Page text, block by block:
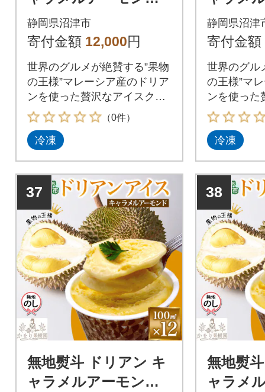
アイスクリーム 6個
セット かをり果樹園
静岡県沼津市
寄付金額 12,000円
世界のグルメが絶賛する”果物
の王様”マレーシア産のドリア
ンを使った贅沢なアイスクリ
ームをお届けします
（0件）
冷凍
アイス
セット
静岡県沼津
寄付金額
世界のグル
の王様”マ
ンを使った
ームをお届
冷凍
37
無地熨斗 ドリアン キ
ャラメルアーモンド
38
無地熨
ャラメ